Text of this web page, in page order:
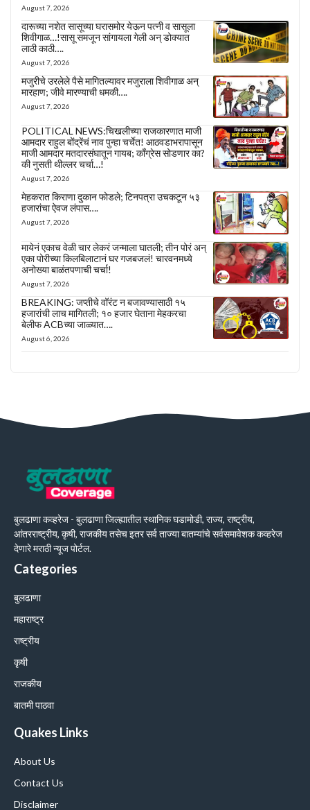
August 7, 2026
दारूच्या नशेत सासूच्या घरासमोर येऊन पत्नी व सासूला
शिवीगाळ…!सासू समजून सांगायला गेली अन् डोक्यात
लाठी काठी….
August 7, 2026
मजुरीचे उरलेले पैसे मागितल्यावर मजुराला शिवीगाळ अन्
मारहाण; जीवे मारण्याची धमकी….
August 7, 2026
POLITICAL NEWS:चिखलीच्या राजकारणात माजी
आमदार राहुल बोंद्रेंचं नाव पुन्हा चर्चेत! आठवडाभरापासून
माजी आमदार मतदारसंघातून गायब; काँग्रेस सोडणार का?
की नुसती थील्लर चर्चा…!
August 7, 2026
मेहकरात किराणा दुकान फोडले; टिनपत्रा उचकटून ५३
हजारांचा ऐवज लंपास….
August 7, 2026
मायेनं एकाच वेळी चार लेकरं जन्माला घातली; तीन पोरं अन्
एका पोरीच्या किलबिलाटानं घर गजबजलं! चारवनमध्ये
अनोख्या बाळंतपणाची चर्चा!
August 7, 2026
BREAKING: जप्तीचे वॉरंट न बजावण्यासाठी १५
हजारांची लाच मागितली; १० हजार घेताना मेहकरचा
बेलीफ ACBच्या जाळ्यात….
August 6, 2026
बुलढाणा कव्हरेज - बुलढाणा जिल्ह्यातील स्थानिक घडामोडी, राज्य, राष्ट्रीय,
आंतरराष्ट्रीय, कृषी, राजकीय तसेच इतर सर्व ताज्या बातम्यांचे सर्वसमावेशक कव्हरेज
देणारे मराठी न्यूज पोर्टल.
Categories
बुलढाणा
महाराष्ट्र
राष्ट्रीय
कृषी
राजकीय
बातमी पाठवा
Quakes Links
About Us
Contact Us
Disclaimer